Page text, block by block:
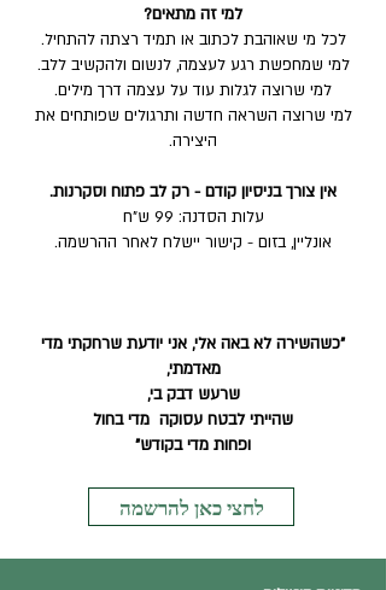
למי זה מתאים?
לכל מי שאוהבת לכתוב או תמיד רצתה להתחיל.
למי שמחפשת רגע לעצמה, לנשום ולהקשיב ללב.
למי שרוצה לגלות עוד על עצמה דרך מילים.
למי שרוצה השראה חדשה ותרגולים שפותחים את
היצירה.
אין צורך בניסיון קודם - רק לב פתוח וסקרנות.
עלות הסדנה: 99 ש"ח​
אונליין, בזום - קישור יישלח לאחר ההרשמה.
"כשהשירה לא באה אלי, אני יודעת שרחקתי מדי
מאדמתי,
שרעש דבק בי,
שהייתי לבטח עסוקה מדי בחול
ופחות מדי בקודש"
לחצי כאן להרשמה